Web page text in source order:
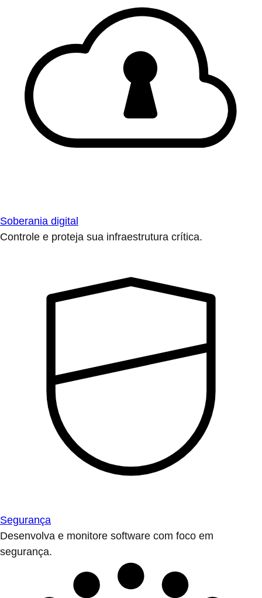
Soberania digital
Controle e proteja sua infraestrutura crítica.
Segurança
Desenvolva e monitore software com foco em
segurança.